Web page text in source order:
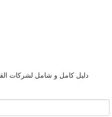
دليل كامل و شامل لشركات